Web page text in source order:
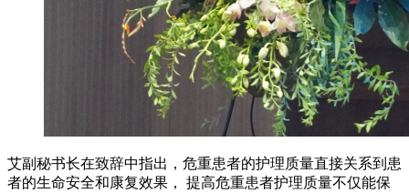
艾副秘书长在致辞中指出，危重患者的护理质量直接关系到患
者的生命安全和康复效果， 提高危重患者护理质量不仅能保